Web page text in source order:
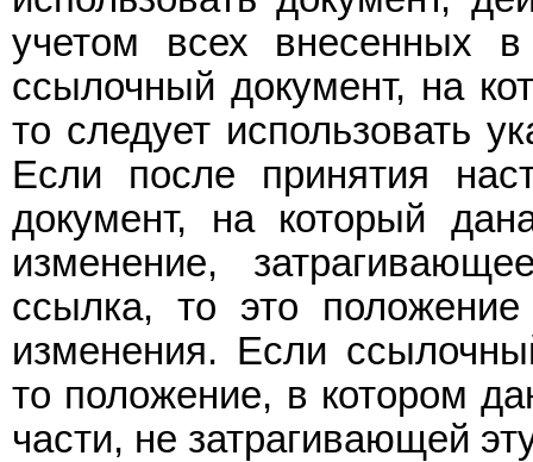
учетом всех внесенных
ссылочный документ, на
то следует использовать
Если после принятия
документ, на который
изменение,
ссылка, то это
изменения. Если
то положение, в котором
части, не затрагивающей